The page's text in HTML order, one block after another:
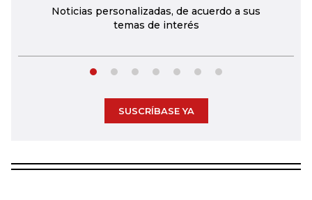
Noticias personalizadas, de acuerdo a sus
temas de interés
SUSCRÍBASE YA